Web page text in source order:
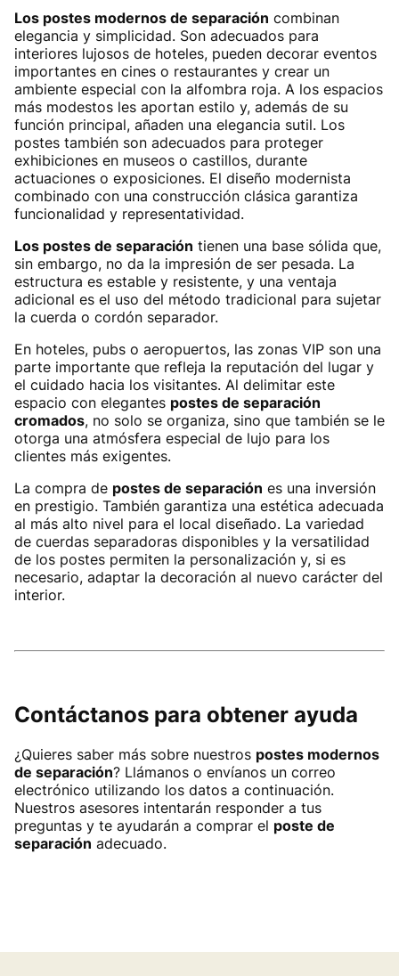
Los postes modernos de separación combinan
elegancia y simplicidad. Son adecuados para
interiores lujosos de hoteles, pueden decorar eventos
importantes en cines o restaurantes y crear un
ambiente especial con la alfombra roja. A los espacios
más modestos les aportan estilo y, además de su
función principal, añaden una elegancia sutil. Los
postes también son adecuados para proteger
exhibiciones en museos o castillos, durante
actuaciones o exposiciones. El diseño modernista
combinado con una construcción clásica garantiza
funcionalidad y representatividad.
Los postes de separación tienen una base sólida que,
sin embargo, no da la impresión de ser pesada. La
estructura es estable y resistente, y una ventaja
adicional es el uso del método tradicional para sujetar
la cuerda o cordón separador.
En hoteles, pubs o aeropuertos, las zonas VIP son una
parte importante que refleja la reputación del lugar y
el cuidado hacia los visitantes. Al delimitar este
espacio con elegantes postes de separación
cromados, no solo se organiza, sino que también se le
otorga una atmósfera especial de lujo para los
clientes más exigentes.
La compra de postes de separación es una inversión
en prestigio. También garantiza una estética adecuada
al más alto nivel para el local diseñado. La variedad
de cuerdas separadoras disponibles y la versatilidad
de los postes permiten la personalización y, si es
necesario, adaptar la decoración al nuevo carácter del
interior.
Contáctanos para obtener ayuda
¿Quieres saber más sobre nuestros postes modernos
de separación? Llámanos o envíanos un correo
electrónico utilizando los datos a continuación.
Nuestros asesores intentarán responder a tus
preguntas y te ayudarán a comprar el poste de
separación adecuado.